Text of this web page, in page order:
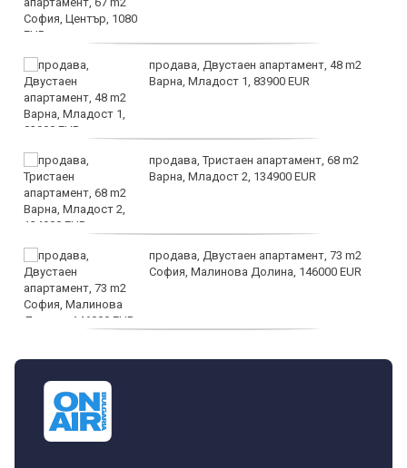
продава, Двустаен апартамент, 48 m2
Варна, Младост 1, 83900 EUR
продава, Тристаен апартамент, 68 m2
Варна, Младост 2, 134900 EUR
продава, Двустаен апартамент, 73 m2
София, Малинова Долина, 146000 EUR